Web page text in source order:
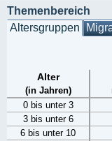
Themenbereich
Altersgruppen
Alter
(in Jahren)
0 bis unter 3
3 bis unter 6
6 bis unter 10